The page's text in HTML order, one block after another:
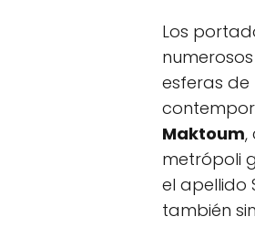
Los
esferas de
Maktoum,
metrópoli
el apellido
también